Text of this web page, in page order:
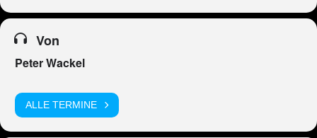
Von
Peter Wackel
ALLE TERMINE